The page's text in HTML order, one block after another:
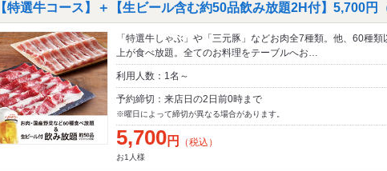
【特選牛コース】＋【生ビール含む約50品飲み放題2H付】5,700円
「特選牛しゃぶ」や「三元豚」などお肉全7種類。他、60種類
上が食べ放題。全てのお料理をテーブルへお…
利用人数：1名～
予約締切：来店日の2日前0時まで
※曜日によって締切が異なる場合があります。
5,700円 （税込）
お1人様